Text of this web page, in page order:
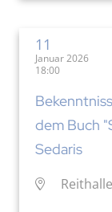
11
Januar 2026
18:00
dem Buch
Sedaris